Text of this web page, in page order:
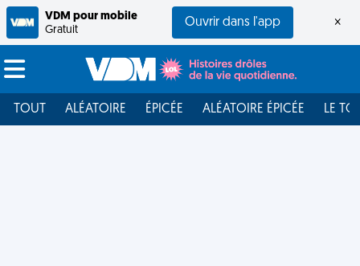
VDM pour mobile
Gratuit
Ouvrir dans l'app ×
TOUT ALÉATOIRE ÉPICÉE ALÉATOIRE ÉPICÉE LE